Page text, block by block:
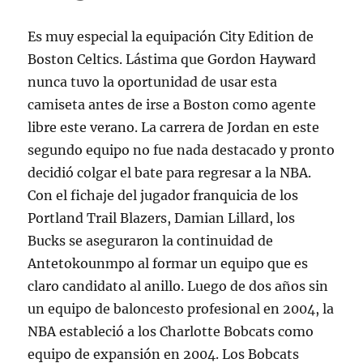
Es muy especial la equipación City Edition de
Boston Celtics. Lástima que Gordon Hayward
nunca tuvo la oportunidad de usar esta
camiseta antes de irse a Boston como agente
libre este verano. La carrera de Jordan en este
segundo equipo no fue nada destacado y pronto
decidió colgar el bate para regresar a la NBA.
Con el fichaje del jugador franquicia de los
Portland Trail Blazers, Damian Lillard, los
Bucks se aseguraron la continuidad de
Antetokounmpo al formar un equipo que es
claro candidato al anillo. Luego de dos años sin
un equipo de baloncesto profesional en 2004, la
NBA estableció a los Charlotte Bobcats como
equipo de expansión en 2004. Los Bobcats